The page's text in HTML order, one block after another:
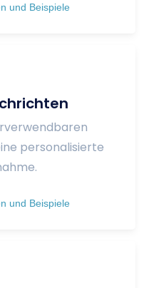
und Beispiele
personalisierte
und Beispiele